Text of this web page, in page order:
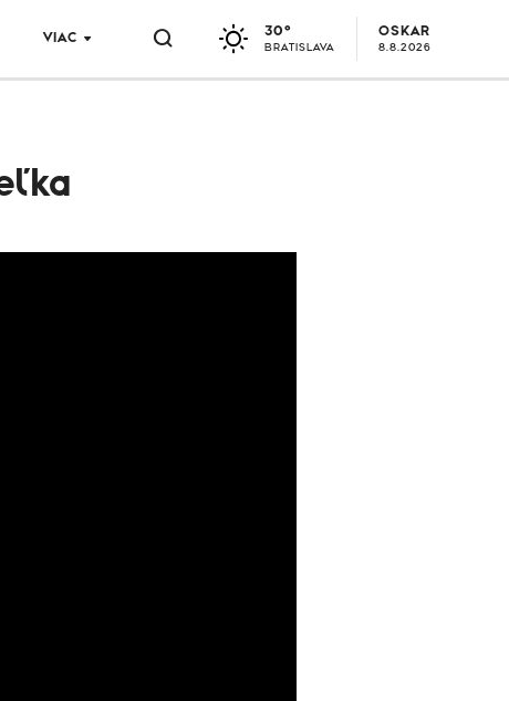
VIAC 30°
BRATISLAVA
OSKAR
8.8.2026